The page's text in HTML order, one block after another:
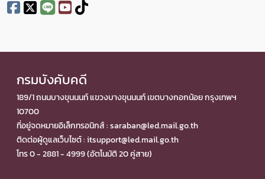
กรมบังคับคดี
189/1 ถนนบางขุนนนท์ แขวงบางขุนนนท์ เขตบางกอกน้อย กรุงเทพฯ
10700
ที่อยู่จดหมายอิเล็กทรอนิกส์ : saraban@led.mail.go.th
ติดต่อผู้ดูแลเว็บไซต์ : itsupport@led.mail.go.th
โทร 0 - 2881 - 4999 (อัตโนมัติ 20 คู่สาย)